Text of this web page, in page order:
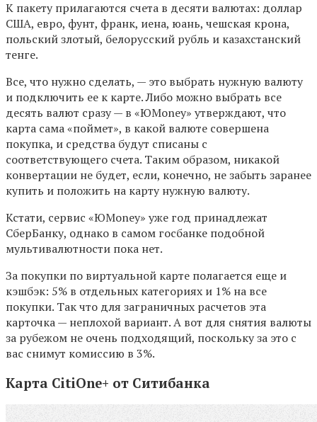
К пакету прилагаются счета в десяти валютах: доллар
США, евро, фунт, франк, иена, юань, чешская крона,
польский злотый, белорусский рубль и казахстанский
тенге.
Все, что нужно сделать, — это выбрать нужную валюту
и подключить ее к карте. Либо можно выбрать все
десять валют сразу — в «ЮMoney» утверждают, что
карта сама «поймет», в какой валюте совершена
покупка, и средства будут списаны с
соответствующего счета. Таким образом, никакой
конвертации не будет, если, конечно, не забыть заранее
купить и положить на карту нужную валюту.
Кстати, сервис «ЮMoney» уже год принадлежат
СберБанку, однако в самом госбанке подобной
мультивалютности пока нет.
За покупки по виртуальной карте полагается еще и
кэшбэк: 5% в отдельных категориях и 1% на все
покупки. Так что для заграничных расчетов эта
карточка — неплохой вариант. А вот для снятия валюты
за рубежом не очень подходящий, поскольку за это с
вас снимут комиссию в 3%.
Карта CitiOne+ от Ситибанка